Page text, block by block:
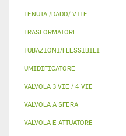
TENUTA /DADO/ VITE
TRASFORMATORE
TUBAZIONI/FLESSIBILI
UMIDIFICATORE
VALVOLA 3 VIE / 4 VIE
VALVOLA A SFERA
VALVOLA E ATTUATORE